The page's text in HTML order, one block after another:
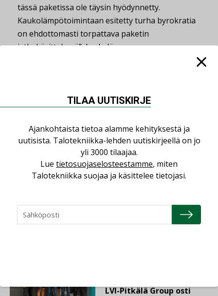
tässä paketissa ole täysin hyödynnetty.
Kaukolämpötoimintaan esitetty turha byrokratia
on ehdottomasti torpattava paketin
jatkokäsittelyssä”, Leskelä sanoo.
BIOENERGIA ENERGIATEHOKKUUS
EU-KOMISSIO TALVIPAKETTI
Lue lisää Katso kaikki
LVI-Pitkälä Group osti
TILAA UUTISKIRJE
Ajankohtaista tietoa alamme kehityksestä ja
uutisista. Talotekniikka-lehden uutiskirjeellä on jo
yli 3000 tilaajaa.
Lue tietosuojaselosteestamme, miten
Talotekniikka suojaa ja käsittelee tietojasi.